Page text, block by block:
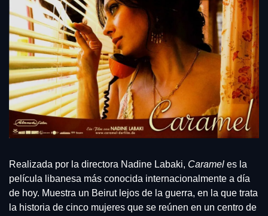
Realizada por la directora Nadine Labaki, Caramel es la
película libanesa más conocida internacionalmente a día
de hoy. Muestra un Beirut lejos de la guerra, en la que trata
la historia de cinco mujeres que se reúnen en un centro de